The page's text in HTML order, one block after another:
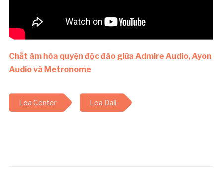
Chất âm hòa quyện độc đáo giữa Admire Audio, Ayon
Audio và Metronome
Loa Center Loa Dali